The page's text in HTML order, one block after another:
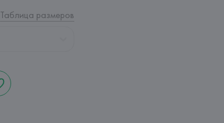
Таблица размеров